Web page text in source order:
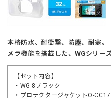
本格防水、耐衝撃、防塵、耐寒。
メラ機能を搭載した、WGシリー
【セット内容】
・WG-8ブラック
・プロテクタージャケットO-